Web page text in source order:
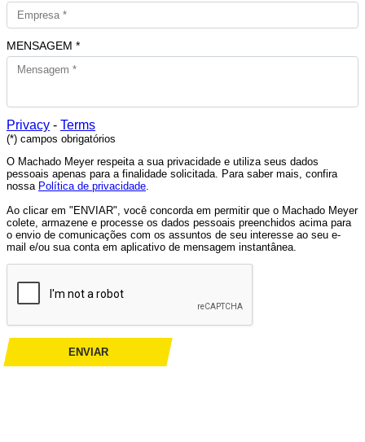
MENSAGEM *
Privacy - Terms
(*) campos obrigatórios
O Machado Meyer respeita a sua privacidade e utiliza seus dados
pessoais apenas para a finalidade solicitada. Para saber mais, confira
nossa Política de privacidade
Ao clicar em "ENVIAR", você concorda em permitir que o Machado Meyer
colete, armazene e processe os dados pessoais preenchidos acima para
o envio de comunicações com os assuntos de seu interesse ao seu e-
mail e/ou sua conta em aplicativo de mensagem instantânea.
ENVIAR